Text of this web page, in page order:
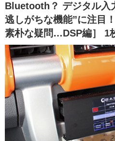
東海
中国
九州
注目の記事
ショップレポート
自動車豆知識
ディテイリング
ディテイリング
鈑金・塗装
Bluetooth？ デジタル入
逃しがちな機能”に注目
素朴な疑問…DSP編］ 1